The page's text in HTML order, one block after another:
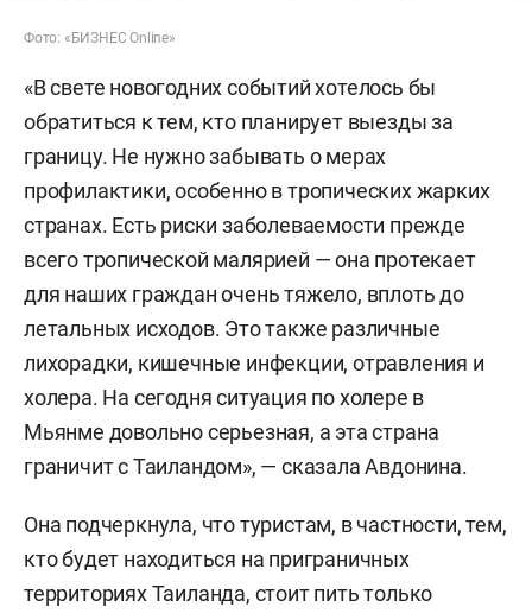
Фото: «БИЗНЕС Online»
«В свете новогодних событий хотелось бы
обратиться к тем, кто планирует выезды за
границу. Не нужно забывать о мерах
профилактики, особенно в тропических жарких
странах. Есть риски заболеваемости прежде
всего тропической малярией — она протекает
для наших граждан очень тяжело, вплоть до
летальных исходов. Это также различные
лихорадки, кишечные инфекции, отравления и
холера. На сегодня ситуация по холере в
Мьянме довольно серьезная, а эта страна
граничит с Таиландом», — сказала Авдонина.
Она подчеркнула, что туристам, в частности, тем,
кто будет находиться на приграничных
территориях Таиланда, стоит пить только